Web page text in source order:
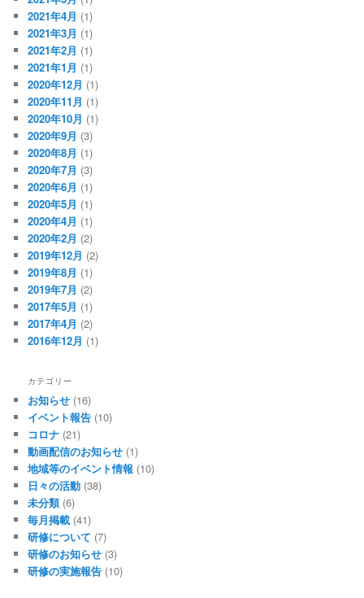
2021年4月 (1)
2021年3月 (1)
2021年2月 (1)
2021年1月 (1)
2020年12月 (1)
2020年11月 (1)
2020年10月 (1)
2020年9月 (3)
2020年8月 (1)
2020年7月 (3)
2020年6月 (1)
2020年5月 (1)
2020年4月 (1)
2020年2月 (2)
2019年12月 (2)
2019年8月 (1)
2019年7月 (2)
2017年5月 (1)
2017年4月 (2)
2016年12月 (1)
カテゴリー
お知らせ (16)
イベント報告 (10)
コロナ (21)
動画配信のお知らせ (1)
地域等のイベント情報 (10)
日々の活動 (38)
未分類(6)
毎月掲載 (41)
研修について (7)
研修のお知らせ (3)
研修の実施報告 (10)